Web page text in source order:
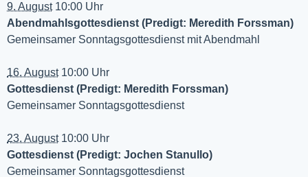
9. August10:00 Uhr
Abendmahlsgottesdienst (Predigt: Meredith Forssman)
Gemeinsamer Sonntagsgottesdienst mit Abendmahl
16. August10:00 Uhr
Gottesdienst (Predigt: Meredith Forssman)
Gemeinsamer Sonntagsgottesdienst
23. August10:00 Uhr
Gottesdienst (Predigt: Jochen Stanullo)
Gemeinsamer Sonntagsgottesdienst